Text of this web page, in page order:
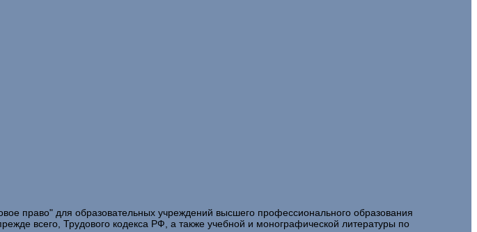
право" для образовательных учреждений высшего профессионального образования
всего, Трудового кодекса РФ, а также учебной и монографической литературы по